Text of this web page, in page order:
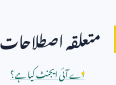
متعلقہ اصطلاحات
اے آئی ایجنٹ کیا ہے؟